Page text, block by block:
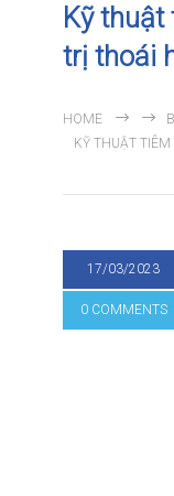
Kỹ
trị thoái
HOME
KỸ THUẬT
17/03/2023
0 COMMENTS